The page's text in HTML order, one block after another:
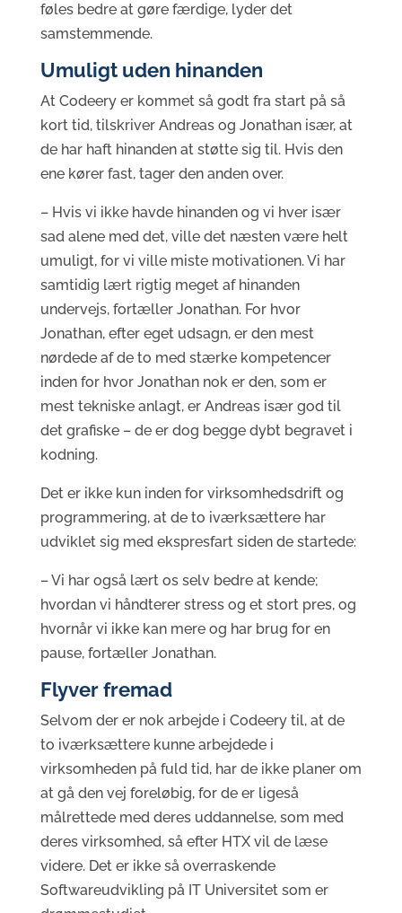
føles bedre at gøre færdige, lyder det
samstemmende.
Umuligt uden hinanden
At Codeery er kommet så godt fra start på så
kort tid, tilskriver Andreas og Jonathan især, at
de har haft hinanden at støtte sig til. Hvis den
ene kører fast, tager den anden over.
– Hvis vi ikke havde hinanden og vi hver især
sad alene med det, ville det næsten være helt
umuligt, for vi ville miste motivationen. Vi har
samtidig lært rigtig meget af hinanden
undervejs, fortæller Jonathan. For hvor
Jonathan, efter eget udsagn, er den mest
nørdede af de to med stærke kompetencer
inden for hvor Jonathan nok er den, som er
mest tekniske anlagt, er Andreas især god til
det grafiske – de er dog begge dybt begravet i
kodning.
Det er ikke kun inden for virksomhedsdrift og
programmering, at de to iværksættere har
udviklet sig med ekspresfart siden de startede:
– Vi har også lært os selv bedre at kende;
hvordan vi håndterer stress og et stort pres, og
hvornår vi ikke kan mere og har brug for en
pause, fortæller Jonathan.
Flyver fremad
Selvom der er nok arbejde i Codeery til, at de
to iværksættere kunne arbejdede i
virksomheden på fuld tid, har de ikke planer om
at gå den vej foreløbig, for de er ligeså
målrettede med deres uddannelse, som med
deres virksomhed, så efter HTX vil de læse
videre. Det er ikke så overraskende
Softwareudvikling på IT Universitet som er